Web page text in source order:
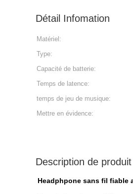
Détail Infomation
Matériel:
Type:
Capacité de batterie:
Temps de latence:
temps de jeu de musique:
Mettre en évidence:
Description de produit
Headphpone sans fil fiable